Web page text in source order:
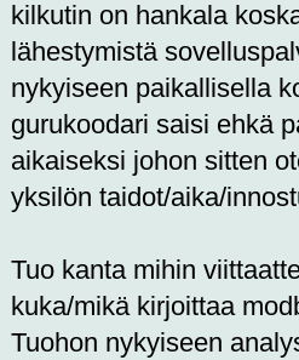
kilkutin on hankala
lähestymistä
nykyiseen paikallisella
gurukoodari saisi ehkä
aikaiseksi johon sitten
yksilön taidot/aika/
Tuo kanta mihin
kuka/mikä kirjoittaa
Tuohon nykyiseen